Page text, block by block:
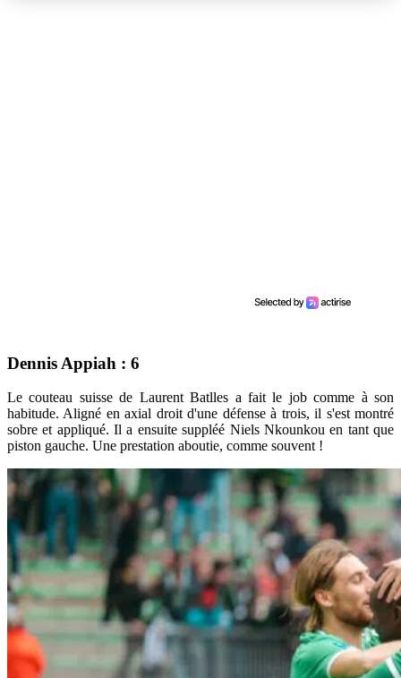
Dennis Appiah : 6
Le couteau suisse de Laurent Batlles a fait le job comme à son
habitude. Aligné en axial droit d'une défense à trois, il s'est montré
sobre et appliqué. Il a ensuite suppléé Niels Nkounkou en tant que
piston gauche. Une prestation aboutie, comme souvent !